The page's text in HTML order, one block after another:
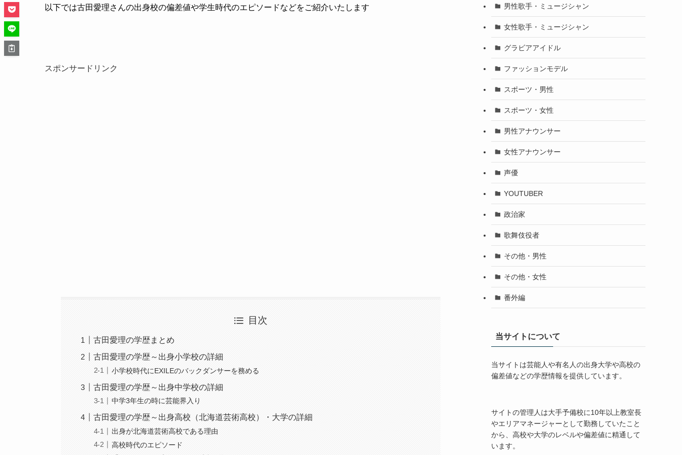
以下では古田愛理さんの出身校の偏差値や学生時代のエピソードなどをご紹介いたします
スポンサードリンク
目次
古田愛理の学歴まとめ
古田愛理の学歴～出身小学校の詳細
小学校時代にEXILEのバックダンサーを務める
古田愛理の学歴～出身中学校の詳細
中学3年生の時に芸能界入り
古田愛理の学歴～出身高校（北海道芸術高校）・大学の詳細
出身が北海道芸術高校である理由
高校時代のエピソード
男性歌手・ミュージシャン
女性歌手・ミュージシャン
グラビアアイドル
ファッションモデル
スポーツ・男性
スポーツ・女性
男性アナウンサー
女性アナウンサー
声優
YOUTUBER
政治家
歌舞伎役者
その他・男性
その他・女性
番外編
当サイトについて
当サイトは芸能人や有名人の出身大学や高校の
偏差値などの学歴情報を提供しています。
サイトの管理人は大手予備校に10年以上教室長
やエリアマネージャーとして勤務していたこと
から、高校や大学のレベルや偏差値に精通して
います。